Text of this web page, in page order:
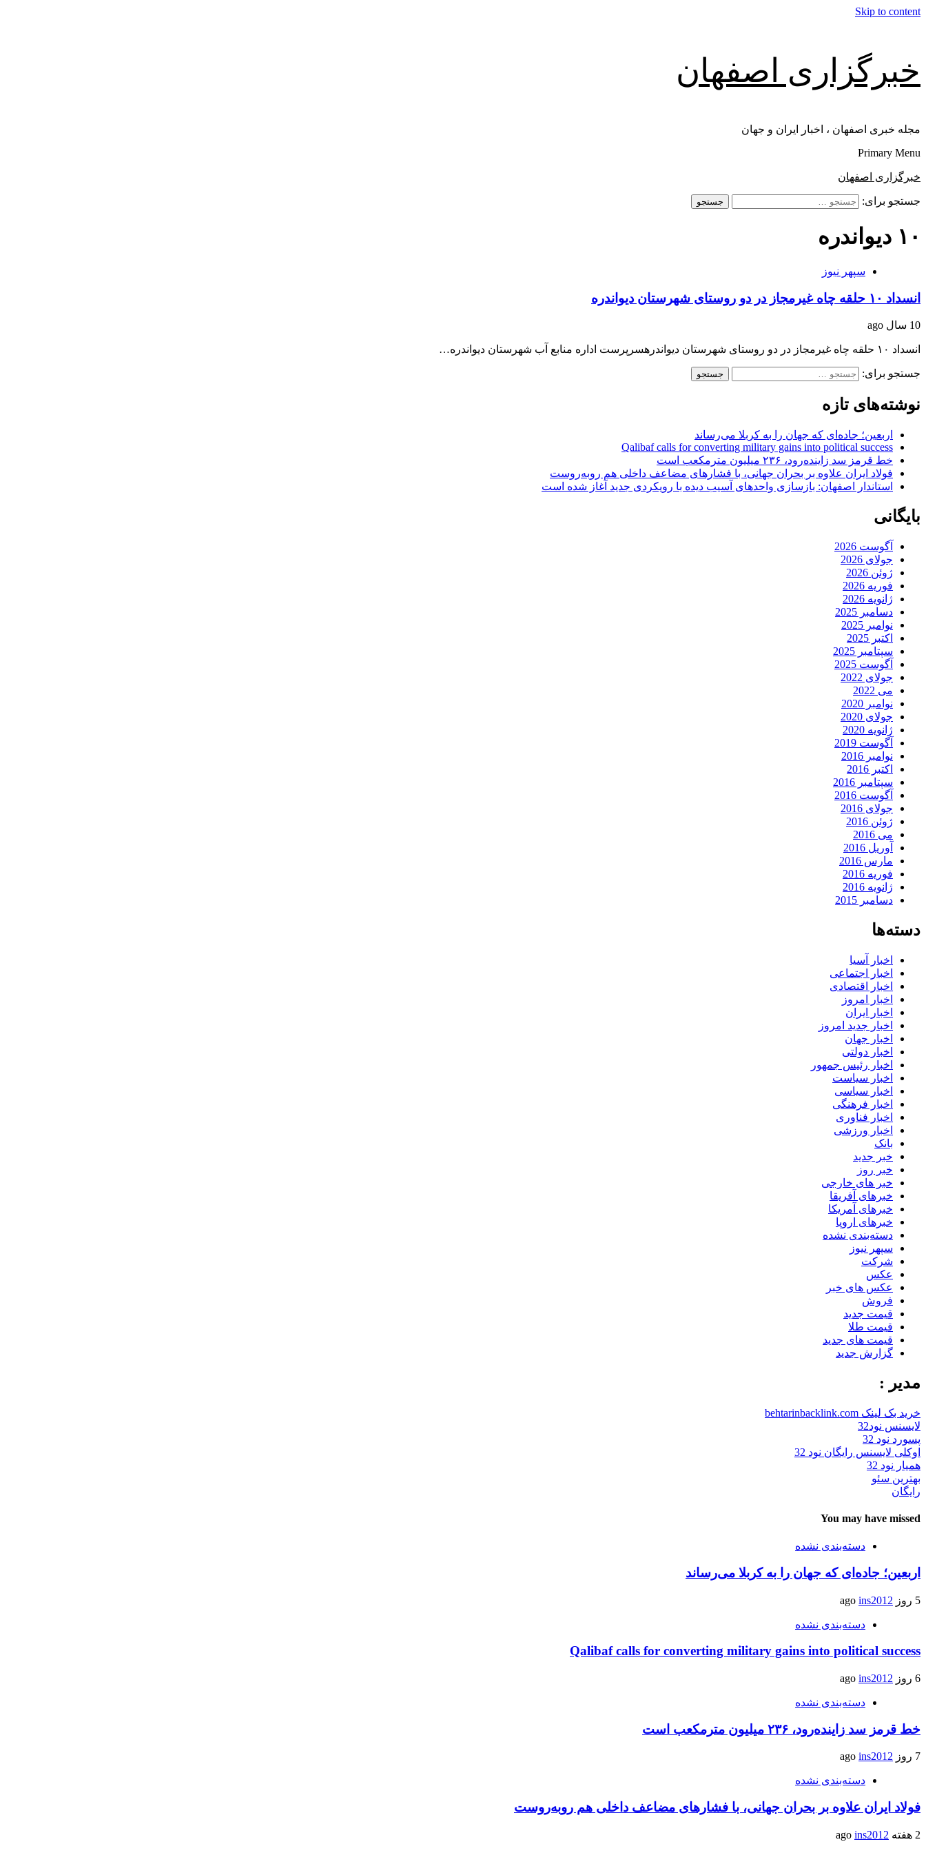
Skip to content
خبرگزاری اصفهان
مجله خبری اصفهان ، اخبار ایران و جهان
Primary Menu
خبرگزاری اصفهان
جستجو برای:
۱۰ دیواندره
سپهر نیوز
انسداد ۱۰ حلقه چاه غیرمجاز در دو روستای شهرستان دیواندره
10 سال ago
انسداد ۱۰ حلقه چاه غیرمجاز در دو روستای شهرستان دیواندرهسرپرست اداره منابع آب شهرستان دیواندره…
جستجو برای:
نوشته‌های تازه
اربعین؛ جاده‌ای که جهان را به کربلا می‌رساند
Qalibaf calls for converting military gains into political success
خط قرمز سد زاینده‌رود، ۲۳۶ میلیون مترمکعب است
فولاد ایران علاوه بر بحران جهانی، با فشارهای مضاعف داخلی هم روبه‌روست
استاندار اصفهان: بازسازی واحدهای آسیب دیده با رویکردی جدید آغاز شده است
بایگانی
آگوست 2026
جولای 2026
ژوئن 2026
فوریه 2026
ژانویه 2026
دسامبر 2025
نوامبر 2025
اکتبر 2025
سپتامبر 2025
آگوست 2025
جولای 2022
می 2022
نوامبر 2020
جولای 2020
ژانویه 2020
آگوست 2019
نوامبر 2016
اکتبر 2016
سپتامبر 2016
آگوست 2016
جولای 2016
ژوئن 2016
می 2016
آوریل 2016
مارس 2016
فوریه 2016
ژانویه 2016
دسامبر 2015
دسته‌ها
اخبار آسیا
اخبار اجتماعی
اخبار اقتصادی
اخبار امروز
اخبار ایران
اخبار جدید امروز
اخبار جهان
اخبار دولتی
اخبار رئیس جمهور
اخبار سیاست
اخبار سیاسی
اخبار فرهنگی
اخبار فناوری
اخبار ورزشی
بانک
خبر جدید
خبر روز
خبر های خارجی
خبرهای آفریقا
خبرهای آمریکا
خبرهای اروپا
دسته‌بندی نشده
سپهر نیوز
شرکت
عکس
عکس های خبر
فروش
قیمت جدید
قیمت طلا
قیمت های جدید
گزارش جدید
مدیر :
خرید بک لینک behtarinbacklink.com
لایسنس نود32
پسورد نود 32
اوکلی لایسنس رایگان نود 32
همیار نود 32
بهترین سئو
رایگان
You may have missed
دسته‌بندی نشده
اربعین؛ جاده‌ای که جهان را به کربلا می‌رساند
5 روز ago ins2012
دسته‌بندی نشده
Qalibaf calls for converting military gains into political success
6 روز ago ins2012
دسته‌بندی نشده
خط قرمز سد زاینده‌رود، ۲۳۶ میلیون مترمکعب است
7 روز ago ins2012
دسته‌بندی نشده
فولاد ایران علاوه بر بحران جهانی، با فشارهای مضاعف داخلی هم روبه‌روست
2 هفته ago ins2012